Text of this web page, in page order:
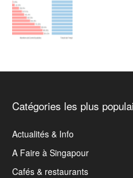
Catégories les plus
Actualités & Info
A Faire à Singapour
Cafés & restaurants